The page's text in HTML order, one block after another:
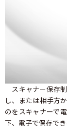
スキャナー保存
し、または相手方
のをスキャナーで
下、電子で保存でき